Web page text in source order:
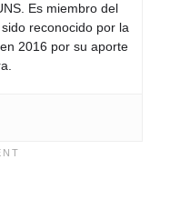
Es miembro del
reconocido por la
2016 por su aporte